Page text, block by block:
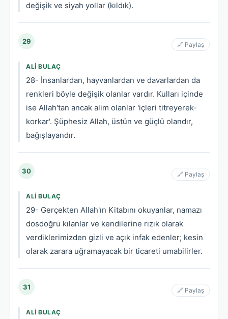
değişik ve siyah yollar (kıldık).
29 🔗 Paylaş
ALI BULAÇ
28- İnsanlardan, hayvanlardan ve davarlardan da
renkleri böyle değişik olanlar vardır. Kulları içinde
ise Allah'tan ancak alim olanlar 'içleri titreyerek-
korkar'. Şüphesiz Allah, üstün ve güçlü olandır,
bağışlayandır.
30 🔗 Paylaş
ALI BULAÇ
29- Gerçekten Allah'ın Kitabını okuyanlar, namazı
dosdoğru kılanlar ve kendilerine rızık olarak
verdiklerimizden gizli ve açık infak edenler; kesin
olarak zarara uğramayacak bir ticareti umabilirler.
31 🔗 Paylaş
ALI BULAÇ